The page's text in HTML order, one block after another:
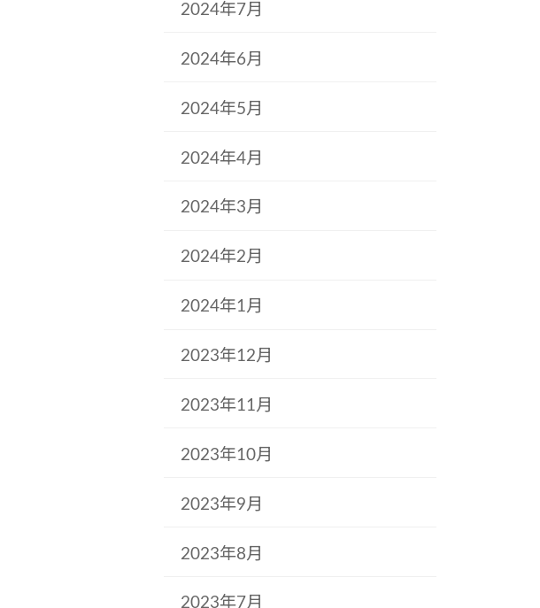
2024年7月
2024年6月
2024年5月
2024年4月
2024年3月
2024年2月
2024年1月
2023年12月
2023年11月
2023年10月
2023年9月
2023年8月
2023年7月